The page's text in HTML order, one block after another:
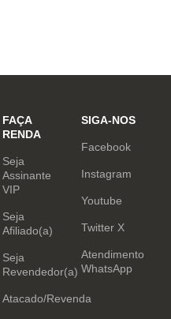
FAÇA
RENDA
Seja
Assinante
VIP
Seja
Afiliado(a)
Seja
Revendedor(a)
Atacado/Revenda
SIGA-NOS
Facebook
Instagram
Youtube
Twitter X
Atendimento
WhatsApp